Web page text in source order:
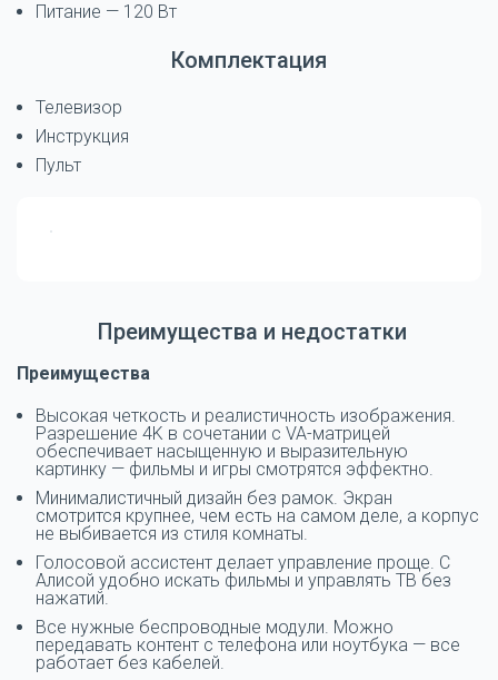
Питание — 120 Вт
Комплектация
Телевизор
Инструкция
Пульт
Преимущества и недостатки
Преимущества
Высокая четкость и реалистичность изображения.
Разрешение 4K в сочетании с VA-матрицей
обеспечивает насыщенную и выразительную
картинку — фильмы и игры смотрятся эффектно.
Минималистичный дизайн без рамок. Экран
смотрится крупнее, чем есть на самом деле, а корпус
не выбивается из стиля комнаты.
Голосовой ассистент делает управление проще. С
Алисой удобно искать фильмы и управлять ТВ без
нажатий.
Все нужные беспроводные модули. Можно
передавать контент с телефона или ноутбука — все
работает без кабелей.